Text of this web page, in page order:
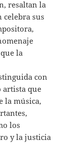
resaltan la
celebra sus
la
con
artista que
la música,
los
y la justicia